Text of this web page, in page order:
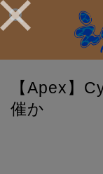
【Apex】
催か